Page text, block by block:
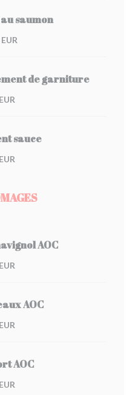
saumon
de garniture
sauce
AOC
AOC
AOC